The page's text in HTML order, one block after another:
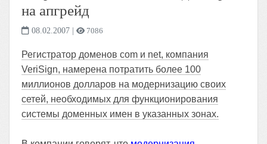
на апгрейд
08.02.2007 | 7086
Регистратор доменов com и net, компания
VeriSign, намерена потратить более 100
миллионов долларов на модернизацию своих
сетей, необходимых для функционирования
системы доменных имен в указанных зонах.